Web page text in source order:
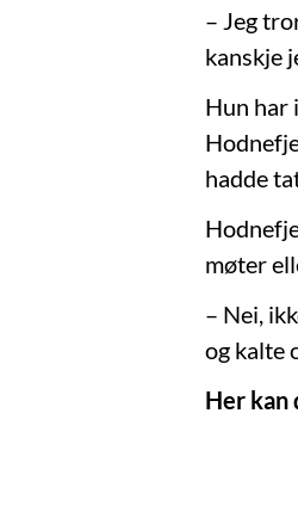
– Jeg
kanskje
Hun har
hadde
møter
– Nei,
og kalte
Her kan